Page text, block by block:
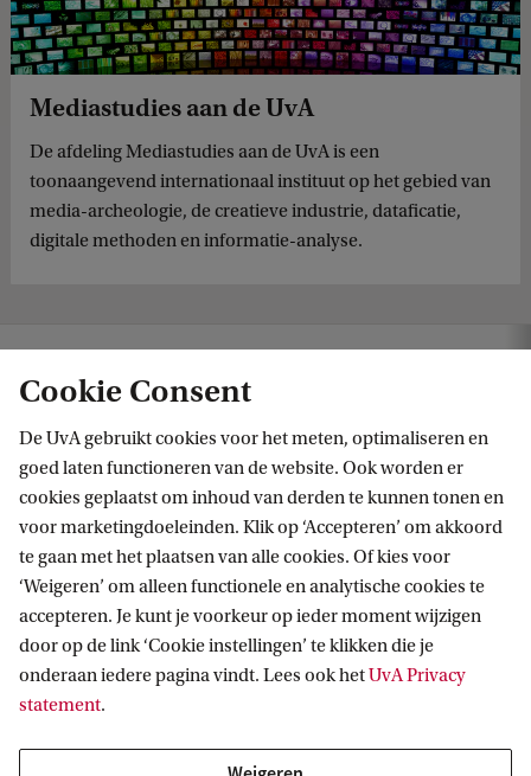
Mediastudies aan de UvA
De afdeling Mediastudies aan de UvA is een
toonaangevend internationaal instituut op het gebied van
media-archeologie, de creatieve industrie, dataficatie,
digitale methoden en informatie-analyse.
Informatie voor
Bachelorstudiekiezers
Masterstudiekiezers
Direct naar
Contact
Cookie Consent
De UvA gebruikt cookies voor het meten, optimaliseren en
goed laten functioneren van de website. Ook worden er
cookies geplaatst om inhoud van derden te kunnen tonen en
voor marketingdoeleinden. Klik op ‘Accepteren’ om akkoord
te gaan met het plaatsen van alle cookies. Of kies voor
‘Weigeren’ om alleen functionele en analytische cookies te
accepteren. Je kunt je voorkeur op ieder moment wijzigen
door op de link ‘Cookie instellingen’ te klikken die je
onderaan iedere pagina vindt. Lees ook hetUvA Privacy
statement.